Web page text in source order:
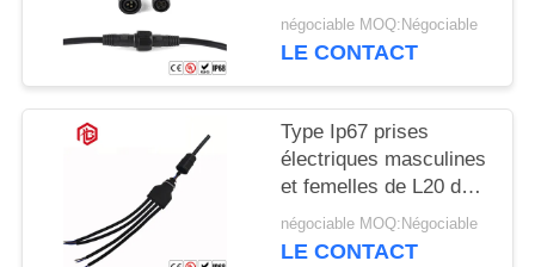
basse tension
négociable MOQ:Négociable
LE CONTACT
Type Ip67 prises
électriques masculines
et femelles de L20 de 3
manières T
négociable MOQ:Négociable
LE CONTACT